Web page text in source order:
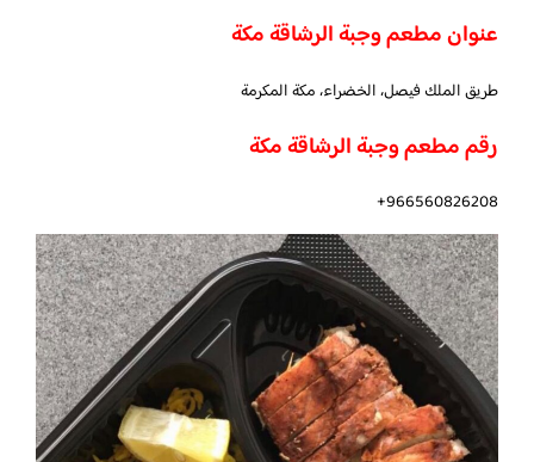
عنوان مطعم وجبة الرشاقة مكة
طريق الملك فيصل، الخضراء، مكة المكرمة
رقم مطعم وجبة الرشاقة مكة
966560826208+